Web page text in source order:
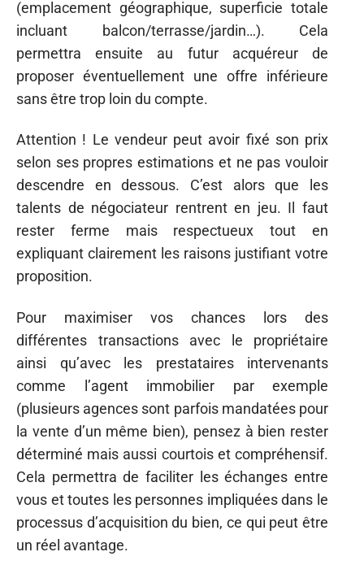
(emplacement géographique, superficie totale
incluant balcon/terrasse/jardin…). Cela
permettra ensuite au futur acquéreur de
proposer éventuellement une offre inférieure
sans être trop loin du compte.
Attention ! Le vendeur peut avoir fixé son prix
selon ses propres estimations et ne pas vouloir
descendre en dessous. C’est alors que les
talents de négociateur rentrent en jeu. Il faut
rester ferme mais respectueux tout en
expliquant clairement les raisons justifiant votre
proposition.
Pour maximiser vos chances lors des
différentes transactions avec le propriétaire
ainsi qu’avec les prestataires intervenants
comme l’agent immobilier par exemple
(plusieurs agences sont parfois mandatées pour
la vente d’un même bien), pensez à bien rester
déterminé mais aussi courtois et compréhensif.
Cela permettra de faciliter les échanges entre
vous et toutes les personnes impliquées dans le
processus d’acquisition du bien, ce qui peut être
un réel avantage.